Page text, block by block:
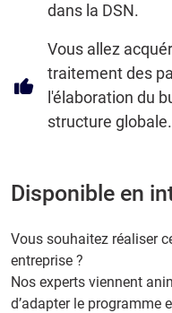
dans la DSN.
Vous allez
traitement des
l'élaboration du
structure globale.
Disponible en
Vous souhaitez réaliser
entreprise ?
Nos experts viennent
d’adapter le programme